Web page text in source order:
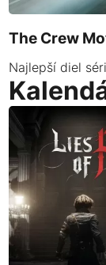
The Crew
Najlepší diel